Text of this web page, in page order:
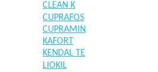
CLEAN K
CUPRAFOS
CUPRAMIN
KAFORT
KENDAL TE
LIOKIL